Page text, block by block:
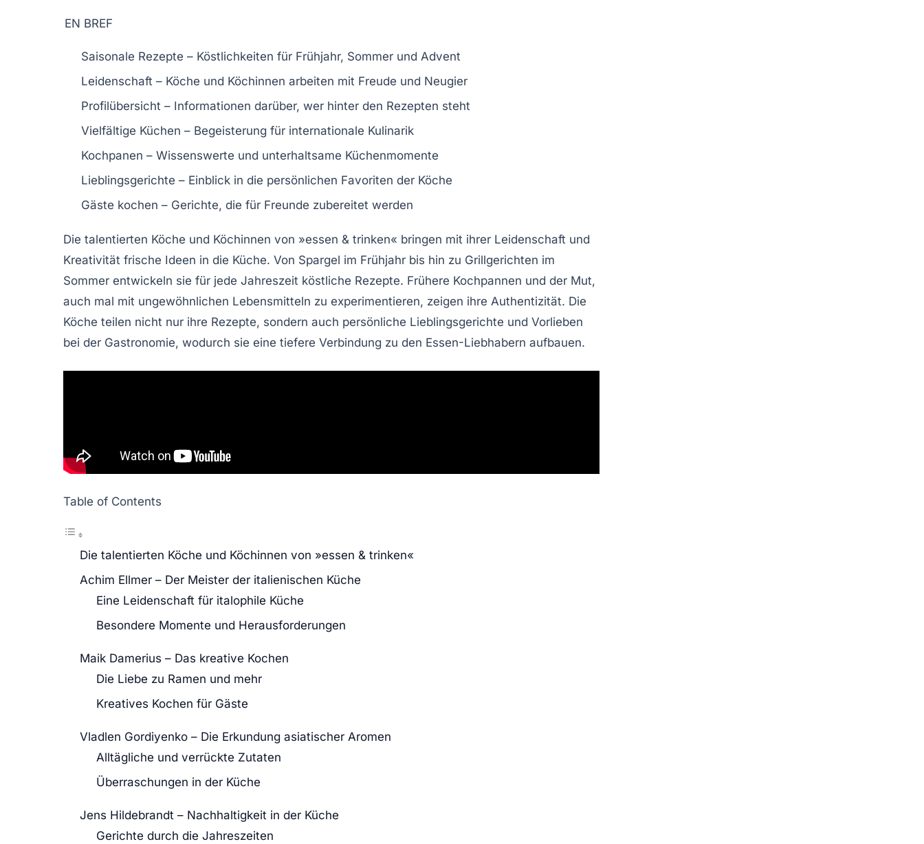
EN BREF
Saisonale Rezepte – Köstlichkeiten für Frühjahr, Sommer und Advent
Leidenschaft – Köche und Köchinnen arbeiten mit Freude und Neugier
Profilübersicht – Informationen darüber, wer hinter den Rezepten steht
Vielfältige Küchen – Begeisterung für internationale Kulinarik
Kochpanen – Wissenswerte und unterhaltsame Küchenmomente
Lieblingsgerichte – Einblick in die persönlichen Favoriten der Köche
Gäste kochen – Gerichte, die für Freunde zubereitet werden
Die talentierten Köche und Köchinnen von »essen & trinken« bringen mit ihrer Leidenschaft und
Kreativität frische Ideen in die Küche. Von Spargel im Frühjahr bis hin zu Grillgerichten im
Sommer entwickeln sie für jede Jahreszeit köstliche Rezepte. Frühere Kochpannen und der Mut,
auch mal mit ungewöhnlichen Lebensmitteln zu experimentieren, zeigen ihre Authentizität. Die
Köche teilen nicht nur ihre Rezepte, sondern auch persönliche Lieblingsgerichte und Vorlieben
bei der Gastronomie, wodurch sie eine tiefere Verbindung zu den Essen-Liebhabern aufbauen.
Table of Contents
Die talentierten Köche und Köchinnen von »essen & trinken«
Achim Ellmer – Der Meister der italienischen Küche
Eine Leidenschaft für italophile Küche
Besondere Momente und Herausforderungen
Maik Damerius – Das kreative Kochen
Die Liebe zu Ramen und mehr
Kreatives Kochen für Gäste
Vladlen Gordiyenko – Die Erkundung asiatischer Aromen
Alltägliche und verrückte Zutaten
Überraschungen in der Küche
Jens Hildebrandt – Nachhaltigkeit in der Küche
Gerichte durch die Jahreszeiten